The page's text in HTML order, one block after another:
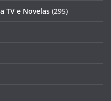
TV e Novelas (295)